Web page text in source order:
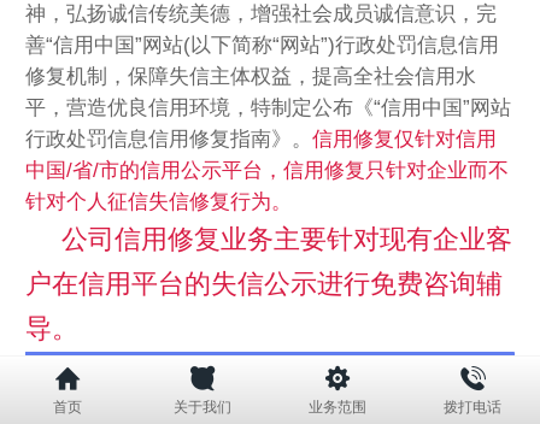
神，弘扬诚信传统美德，增强社会成员诚信意识，完
善“信用中国”网站(以下简称“网站”)行政处罚信息信用
修复机制，保障失信主体权益，提高全社会信用水
平，营造优良信用环境，特制定公布《“信用中国”网站
行政处罚信息信用修复指南》。 信用修复仅针对信用
中国/省/市的信用公示平台，信用修复只针对企业而不
针对个人征信失信修复行为。
公司信用修复业务主要针对现有企业客
户在信用平台的失信公示进行免费咨询辅
导。
首页 关于我们 业务范围 拨打电话